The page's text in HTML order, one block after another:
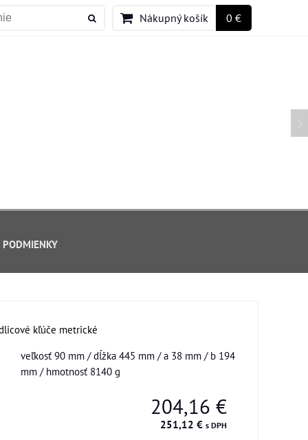
Nákupný košík 0 €
PODMIENKY
kľúče metrické
veľkosť 90 mm / dĺžka 445 mm / a 38 mm / b 194
mm / hmotnosť 8140 g
204,16 €
251,12 € s DPH